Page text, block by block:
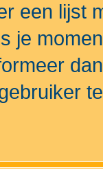
een lijst
je